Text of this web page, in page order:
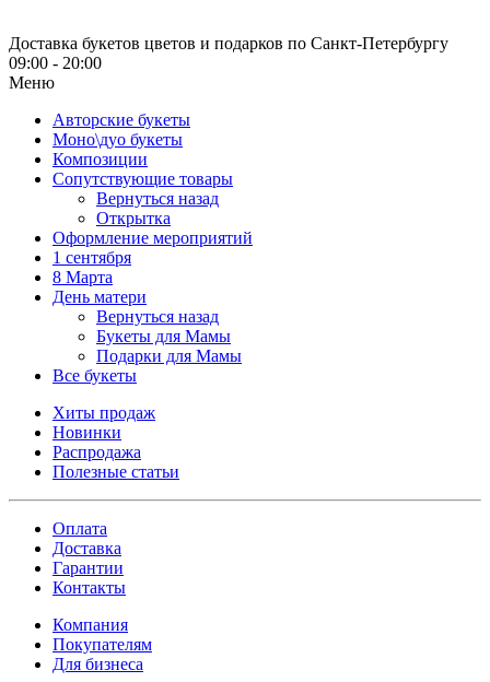
Доставка букетов цветов и подарков по Санкт-Петербургу
09:00 - 20:00
Меню
Авторские букеты
Моно\дуо букеты
Композиции
Сопутствующие товары
Вернуться назад
Открытка
Оформление мероприятий
1 сентября
8 Марта
День матери
Вернуться назад
Букеты для Мамы
Подарки для Мамы
Все букеты
Хиты продаж
Новинки
Распродажа
Полезные статьи
Оплата
Доставка
Гарантии
Контакты
Компания
Покупателям
Для бизнеса